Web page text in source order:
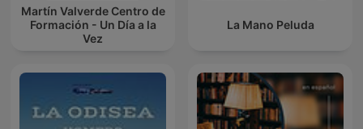
Martín Valverde Centro de
Formación - Un Día a la
Vez
La Mano Peluda